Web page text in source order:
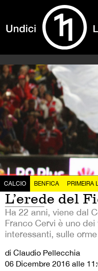
CALCIO BENFICA PRIMEIRA
L’erede del
Ha 22 anni, viene dal
Franco Cervi è uno
interessanti, sulle
di Claudio Pellecchia
06 Dicembre 2016 alle